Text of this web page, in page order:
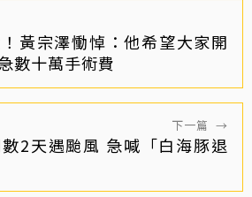
黃宗澤慟悼：他希望大家開
數十萬手術費
下一篇 →
2天遇颱風 急喊「白海豚退